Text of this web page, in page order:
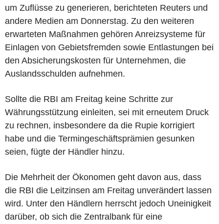
um Zuflüsse zu generieren, berichteten Reuters und
andere Medien am Donnerstag. Zu den weiteren
erwarteten Maßnahmen gehören Anreizsysteme für
Einlagen von Gebietsfremden sowie Entlastungen bei
den Absicherungskosten für Unternehmen, die
Auslandsschulden aufnehmen.
Sollte die RBI am Freitag keine Schritte zur
Währungsstützung einleiten, sei mit erneutem Druck
zu rechnen, insbesondere da die Rupie korrigiert
habe und die Termingeschäftsprämien gesunken
seien, fügte der Händler hinzu.
Die Mehrheit der Ökonomen geht davon aus, dass
die RBI die Leitzinsen am Freitag unverändert lassen
wird. Unter den Händlern herrscht jedoch Uneinigkeit
darüber, ob sich die Zentralbank für eine